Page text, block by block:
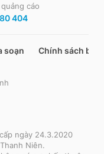
cáo
404
soạn Chính sách bảo
ngày 24.3.2020
Niên.